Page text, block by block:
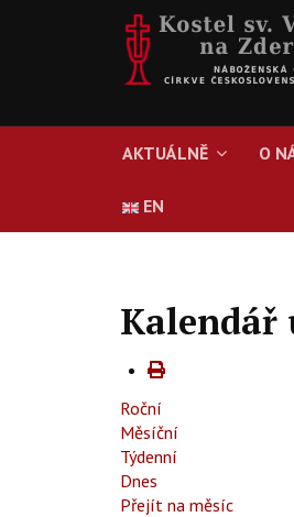
AKTUÁLNĚ O
EN
Kalendář
Roční
Měsíční
Týdenní
Dnes
Přejít na měsíc